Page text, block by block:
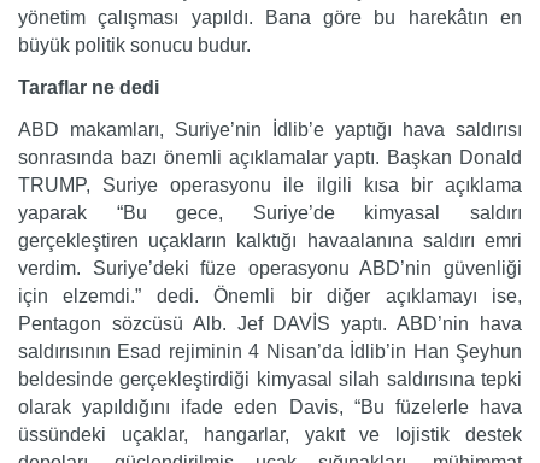
yönetim çalışması yapıldı. Bana göre bu harekâtın en
büyük politik sonucu budur.
Taraflar ne dedi
ABD makamları, Suriye’nin İdlib’e yaptığı hava saldırısı
sonrasında bazı önemli açıklamalar yaptı. Başkan Donald
TRUMP, Suriye operasyonu ile ilgili kısa bir açıklama
yaparak “Bu gece, Suriye’de kimyasal saldırı
gerçekleştiren uçakların kalktığı havaalanına saldırı emri
verdim. Suriye’deki füze operasyonu ABD’nin güvenliği
için elzemdi.” dedi. Önemli bir diğer açıklamayı ise,
Pentagon sözcüsü Alb. Jef DAVİS yaptı. ABD’nin hava
saldırısının Esad rejiminin 4 Nisan’da İdlib’in Han Şeyhun
beldesinde gerçekleştirdiği kimyasal silah saldırısına tepki
olarak yapıldığını ifade eden Davis, “Bu füzelerle hava
üssündeki uçaklar, hangarlar, yakıt ve lojistik destek